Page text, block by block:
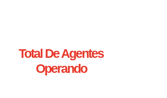
Total De Agentes
Operando